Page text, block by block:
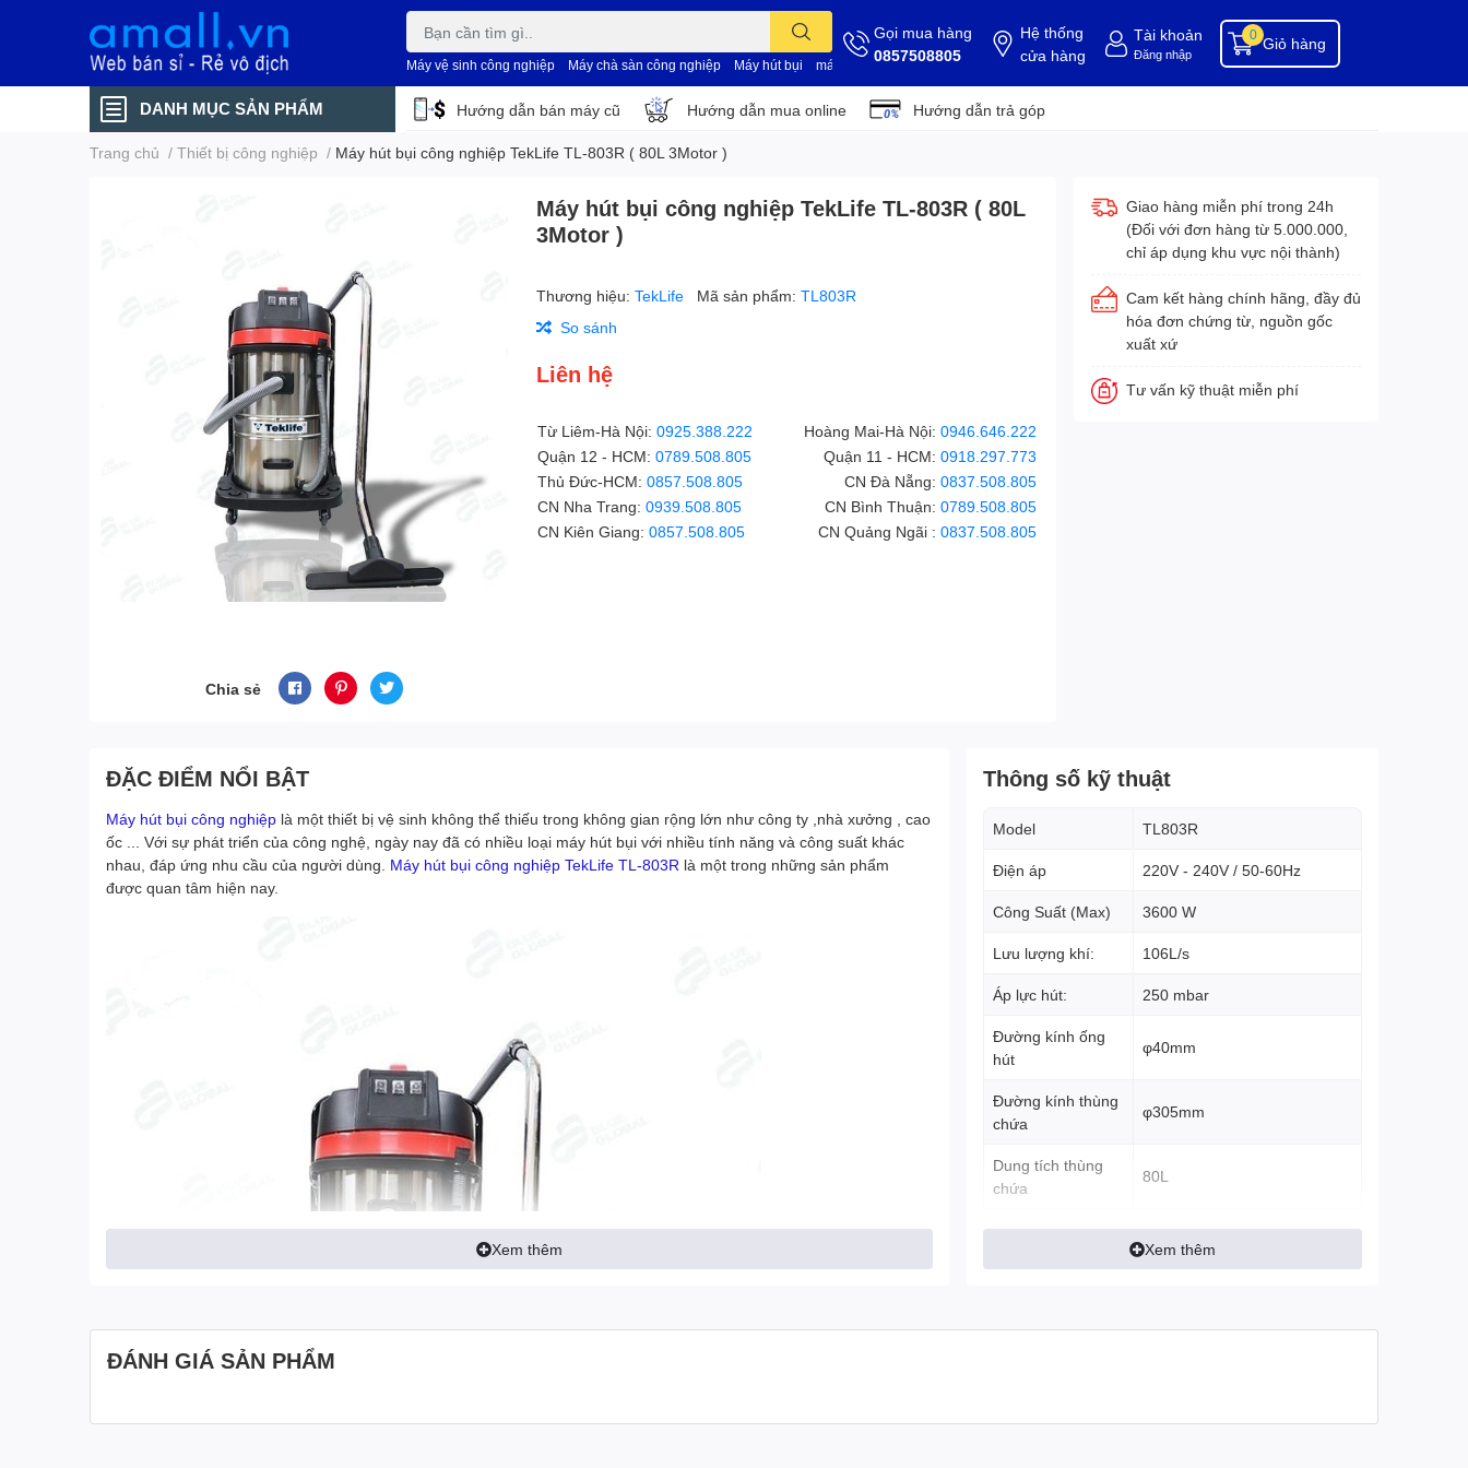
Máy vệ sinh công nghiệp Máy chà sàn công nghiệp Máy hút bụi máy vệ sinh nhà xưởng dụng cụ buồng phòng dụng cụ vệ sinh hóa chất tẩy rửa hóa chất vệ sinh
Gọi mua hàng
0857508805
Hệ thống
cửa hàng
Tài khoản
Đăng nhập
Giỏ hàng
0
DANH MỤC SẢN PHẨM Hướng dẫn bán máy cũ Hướng dẫn mua online Hướng dẫn trả góp
Trang chủ / Thiết bị công nghiệp / Máy hút bụi công nghiệp TekLife TL-803R ( 80L 3Motor )
Chia sẻ
Máy hút bụi công nghiệp TekLife TL-803R ( 80L
3Motor )
Thương hiệu:TekLife Mã sản phẩm:TL803R
So sánh
Liên hệ
Từ Liêm-Hà Nội:0925.388.222 Hoàng Mai-Hà Nội:0946.646.222
Quận 12 - HCM:0789.508.805 Quận 11 - HCM:0918.297.773
Thủ Đức-HCM:0857.508.805 CN Đà Nẵng:0837.508.805
CN Nha Trang:0939.508.805 CN Bình Thuận:0789.508.805
CN Kiên Giang:0857.508.805 CN Quảng Ngãi :0837.508.805
Giao hàng miễn phí trong 24h
(Đối với đơn hàng từ 5.000.000,
chỉ áp dụng khu vực nội thành)
Cam kết hàng chính hãng, đầy đủ
hóa đơn chứng từ, nguồn gốc
xuất xứ
Tư vấn kỹ thuật miễn phí
ĐẶC ĐIỂM NỔI BẬT
Máy hút bụi công nghiệp là một thiết bị vệ sinh không thể thiếu trong không gian rộng lớn như công ty ,nhà xưởng , cao
ốc ... Với sự phát triển của công nghệ, ngày nay đã có nhiều loại máy hút bụi với nhiều tính năng và công suất khác
nhau, đáp ứng nhu cầu của người dùng. Máy hút bụi công nghiệp TekLife TL-803R là một trong những sản phẩm
được quan tâm hiện nay.
Xem thêm
Thông số kỹ thuật
Model TL803R
Điện áp 220V - 240V / 50-60Hz
Công Suất (Max) 3600 W
Lưu lượng khí: 106L/s
Áp lực hút: 250 mbar
Đường kính ống
hút
φ40mm
Đường kính thùng
chứa
φ305mm
Dung tích thùng
chứa
80L
Chất liệu
Inox
Phụ kiện đi kèm
chổi tròn, đầu hút góc, ống
Xem thêm
ĐÁNH GIÁ SẢN PHẨM